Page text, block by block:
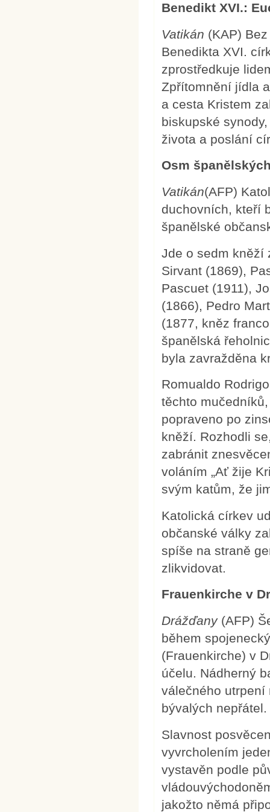
Benedikt XVI.:
Vatikán (KAP)
Benedikta XVI.
zprostředkuje
Zpřítomnění jídla
a cesta Kristem
biskupské
života a poslání
Osm
Vatikán(AFP)
duchovních, kteří
španělské
Jde o sedm kněží
Sirvant (1869),
Pascuet (1911),
(1866), Pedro
(1877, kněz
španělská
byla zavražděna
Romualdo
těchto
popraveno po
kněží. Rozhodli
zabránit
voláním „Ať žije
svým katům, že
Katolická církev
občanské války
spíše na straně
zlikvidovat.
Frauenkirche v
Drážďany (AFP)
během
(Frauenkirche) v
účelu. Nádherný
válečného
bývalých nepřátel.
Slavnost
vyvrcholením
vystavěn podle
jakožto němá